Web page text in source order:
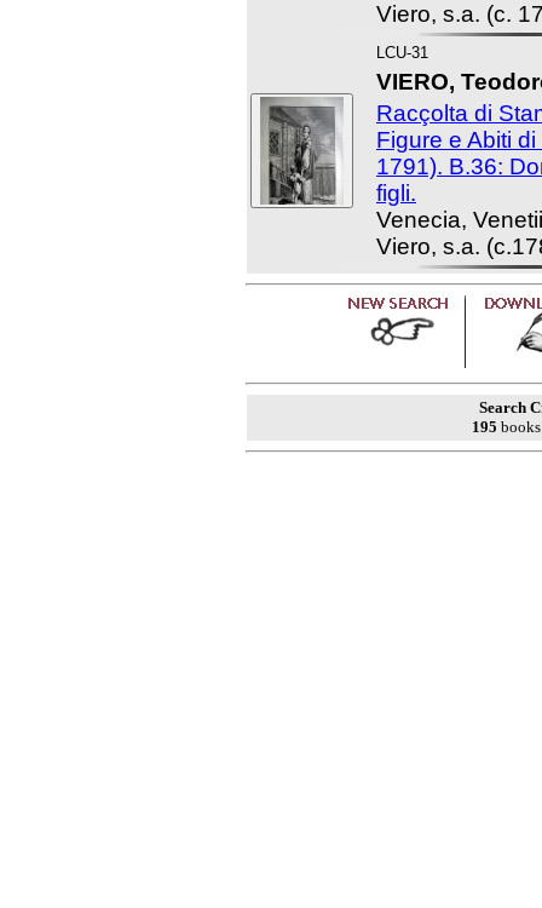
Viero, s.a. (c.
LCU-31
VIERO,
Racçolta di
Figure e Abiti
1791). B.36:
figli.
Venecia,
Viero, s.a.
Search
195